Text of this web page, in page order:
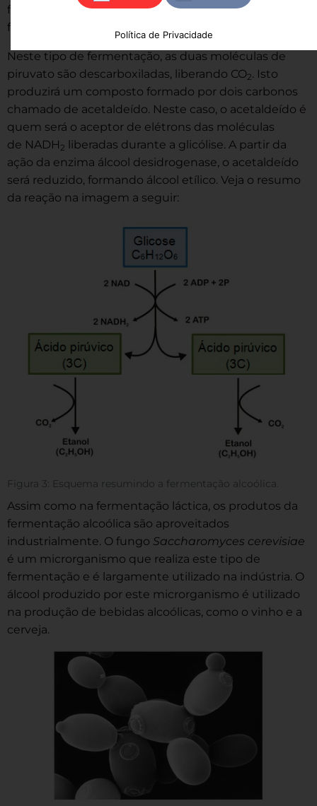
fermentação. A diferença é que a segunda etapa irá
formar moléculas de álcool e não de ácido láctico.
Neste tipo de fermentação, as duas moléculas de
piruvato são descarboxiladas, liberando CO2. Isto
produzirá um composto formado por dois carbonos
chamado de acetaldeído. Neste caso, o acetaldeído é
quem será o aceptor de elétrons das moléculas
de NADH 2 liberadas durante a glicólise. A partir da
ação da enzima álcool desidrogenase, o acetaldeído
será reduzido, formando álcool etílico. Veja o resumo
da reação na imagem a seguir:
Figura 3: Esquema resumindo a fermentação alcoólica.
Assim como na fermentação láctica, os produtos da
fermentação alcoólica são aproveitados
industrialmente. O fungo Saccharomyces cerevisiae
é um microrganismo que realiza este tipo de
fermentação e é largamente utilizado na indústria. O
álcool produzido por este microrganismo é utilizado
na produção de bebidas alcoólicas, como o vinho e a
cerveja.
Política de Privacidade